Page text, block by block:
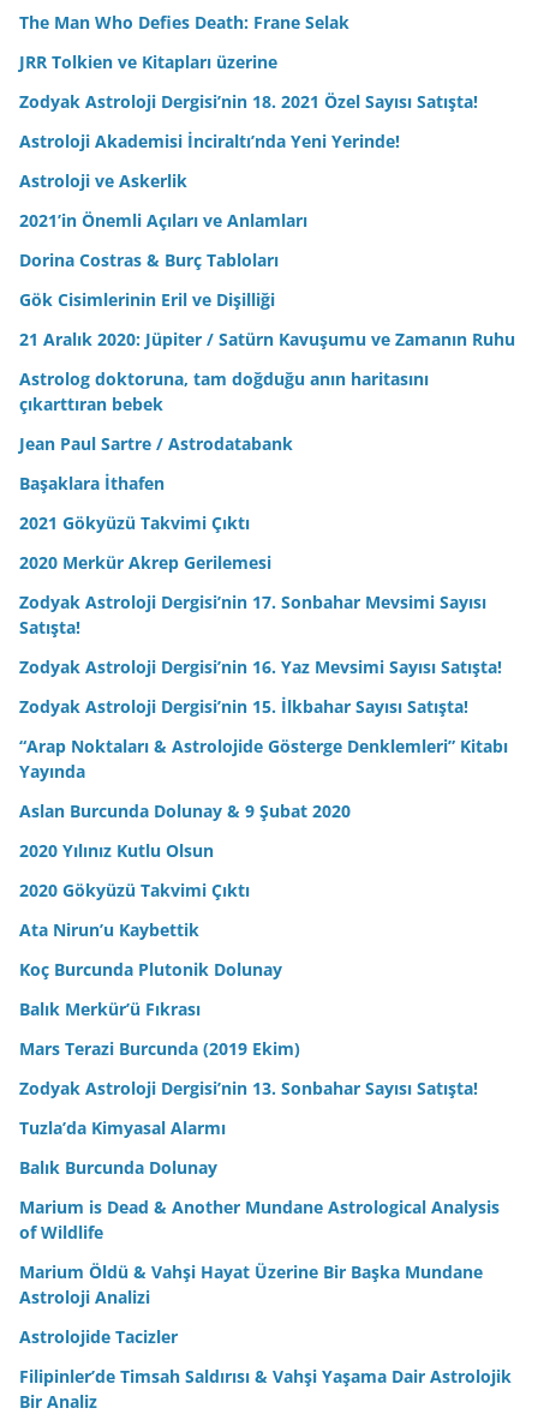
The Man Who Defies Death: Frane Selak
JRR Tolkien ve Kitapları üzerine
Zodyak Astroloji Dergisi’nin 18. 2021 Özel Sayısı Satışta!
Astroloji Akademisi İnciraltı’nda Yeni Yerinde!
Astroloji ve Askerlik
2021’in Önemli Açıları ve Anlamları
Dorina Costras & Burç Tabloları
Gök Cisimlerinin Eril ve Dişilliği
21 Aralık 2020: Jüpiter / Satürn Kavuşumu ve Zamanın Ruhu
Astrolog doktoruna, tam doğduğu anın haritasını
çıkarttıran bebek
Jean Paul Sartre / Astrodatabank
Başaklara İthafen
2021 Gökyüzü Takvimi Çıktı
2020 Merkür Akrep Gerilemesi
Zodyak Astroloji Dergisi’nin 17. Sonbahar Mevsimi Sayısı
Satışta!
Zodyak Astroloji Dergisi’nin 16. Yaz Mevsimi Sayısı Satışta!
Zodyak Astroloji Dergisi’nin 15. İlkbahar Sayısı Satışta!
“Arap Noktaları & Astrolojide Gösterge Denklemleri” Kitabı
Yayında
Aslan Burcunda Dolunay & 9 Şubat 2020
2020 Yılınız Kutlu Olsun
2020 Gökyüzü Takvimi Çıktı
Ata Nirun’u Kaybettik
Koç Burcunda Plutonik Dolunay
Balık Merkür’ü Fıkrası
Mars Terazi Burcunda (2019 Ekim)
Zodyak Astroloji Dergisi’nin 13. Sonbahar Sayısı Satışta!
Tuzla’da Kimyasal Alarmı
Balık Burcunda Dolunay
Marium is Dead & Another Mundane Astrological Analysis
of Wildlife
Marium Öldü & Vahşi Hayat Üzerine Bir Başka Mundane
Astroloji Analizi
Astrolojide Tacizler
Filipinler’de Timsah Saldırısı & Vahşi Yaşama Dair Astrolojik
Bir Analiz